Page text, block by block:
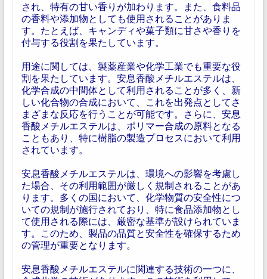
され、特有の甘い香りが加わります。また、食料品
の香料や添加物としても使用されることがありま
す。たとえば、キャンディや菓子類に甘さや香りを
付与する役割を果たしています。
用途に関しては、製薬産業や化学工業でも重要な役
割を果たしています。安息香酸メチルエステルは、
化学合成の中間体として利用されることが多く、新
しい化合物の合成において、これを出発点としてさ
まざまな反応を行うことが可能です。さらに、安息
香酸メチルエステルは、ポリマー合成の原料となる
こともあり、特に樹脂の製造プロセスにおいて利用
されています。
安息香酸メチルエステルは、環境への影響を考慮し
た場合、その利用範囲が厳しく規制されることがあ
ります。多くの国において、化学物質の安全性につ
いての規制が施行されており、特に食品添加物とし
て使用される際には、厳密な基準が設けられていま
す。このため、製品の品質と安全性を確保するため
の管理が重要となります。
安息香酸メチルエステルに関連する技術の一つに、